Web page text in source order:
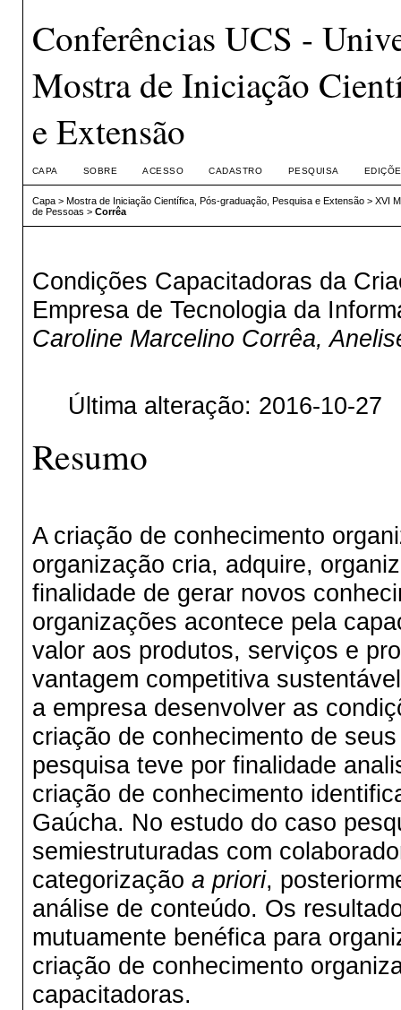
Conferências UCS -
Mostra de Iniciação
e Extensão
CAPA SOBRE ACESSO CADASTRO PESQUISA
Capa> Mostra de Iniciação Científica, Pós-graduação, Pesquisa e Extensão> XVI
de Pessoas > Corrêa
Condições Capacitadoras da
Empresa de Tecnologia da
Caroline Marcelino Corrêa,
Última alteração: 2016-10-27
Resumo
A criação de conhecimento
organização cria, adquire,
finalidade de gerar novos
organizações acontece pela
valor aos produtos, serviços e
vantagem competitiva
a empresa desenvolver as
criação de conhecimento de
pesquisa teve por finalidade
criação de conhecimento
Gaúcha. No estudo do caso
semiestruturadas com
categorização a priori,
análise de conteúdo. Os
mutuamente benéfica para
criação de conhecimento
capacitadoras.